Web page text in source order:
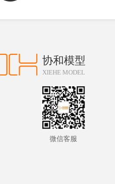
协和模型
XIEHE MODEL
微信客服